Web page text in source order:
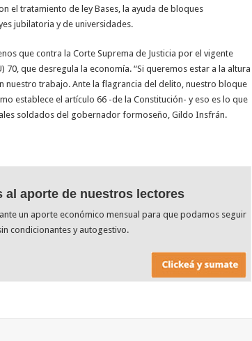
el tratamiento de ley Bases, la ayuda de bloques
jubilatoria y de universidades.
que contra la Corte Suprema de Justicia por el vigente
70, que desregula la economía. “Si queremos estar a la altura
nuestro trabajo. Ante la flagrancia del delito, nuestro bloque
establece el artículo 66 -de la Constitución- y eso es lo que
soldados del gobernador formoseño, Gildo Insfrán.
al aporte de nuestros lectores
un aporte económico mensual para que podamos seguir
condicionantes y autogestivo.